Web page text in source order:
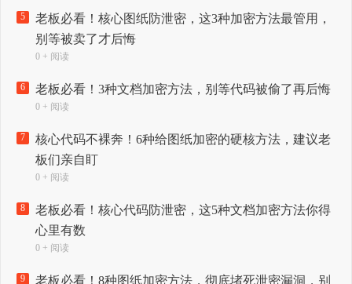
5
老板必看！核心图纸防泄密，这3种加密方法最管用，
别等被卖了才后悔
0 + 阅读
6 老板必看！3种文档加密方法，别等代码被偷了再后悔
0 + 阅读
7
核心代码不裸奔！6种给图纸加密的硬核方法，建议老
板们亲自盯
0 + 阅读
8
老板必看！核心代码防泄密，这5种文档加密方法你得
心里有数
0 + 阅读
9 老板必看！8种图纸加密方法，彻底堵死泄密漏洞，别